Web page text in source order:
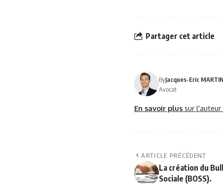
Partager cet article
ByJacques-Eric
Avocat
En savoir plus sur l'auteur
ARTICLE PRÉCÉDENT
La création du
Sociale (BOSS).